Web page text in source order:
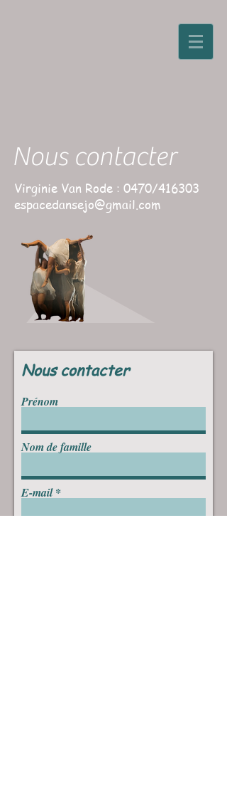
Nous contacter
Virginie Van Rode : 0470/416303
espacedansejo@gmail.com
Nous contacter
Prénom
Nom de famille
E-mail